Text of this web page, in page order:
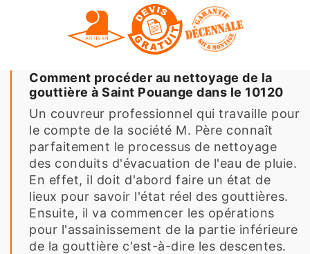
Comment procéder au nettoyage de la
gouttière à Saint Pouange dans le 10120
Un couvreur professionnel qui travaille pour
le compte de la société M. Père connaît
parfaitement le processus de nettoyage
des conduits d'évacuation de l'eau de pluie.
En effet, il doit d'abord faire un état de
lieux pour savoir l'état réel des gouttières.
Ensuite, il va commencer les opérations
pour l'assainissement de la partie inférieure
de la gouttière c'est-à-dire les descentes.